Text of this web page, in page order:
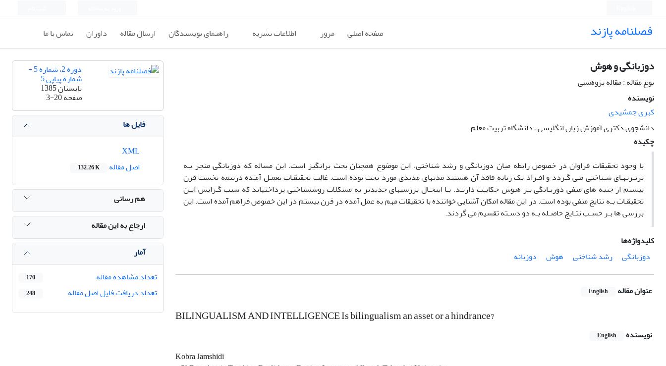
فصلنامه پازند صفحه اصلی مرور اطلاعات نشریه راهنمای نویسندگان ارسال مقاله داوران تماس با ما
دوزبانگی و هوش
نوع مقاله : مقاله پژوهشی
نویسنده
کبری جمشیدی
دانشجوی دکتری آموزش زبان انگلیسی ، دانشگاه تربیت معلم
چکیده
با وجود تحقیقات فراوان در خصوص رابطه میان دوزبانگی و رشد شناختی، این موضوع همچنان بحث برانگیز است. این مساله که دوزبانگی منجر بـه
برتـریهـای شـناختی مـی گـردد و افـراد تک زبانه فاقد آن هستند مدتهای مدیدی مورد بحث بوده است. غالب تحقیقـات بعمـل آمـده درنیمه نخست قرن
بیستم از جنبه های منفی دوزبـانگی بـر هـوش حکایـت دارنـد. بـا اینحـال بررسیهای جدیدتر به مشکلات روششناختی پرداختهاند که سبب گـرایش ایـن
تحقیقـات بـه نتایج منفی بوده است. در این مقاله امکان آشنایی خواننده با تحقیقات مهم به عمل آمده در قرن بیستم در این خصوص فراهم آمده است. این
بررسی ها بـر حسـب نتـایج حاصـله بـه دو دسـته تقسیم می گردند.
کلیدواژه‌ها
دوزبانگی
رشد شناختی هوش دوزبانه
عنوان مقاله English
BILINGUALISM AND INTELLIGENCE Is bilingualism an asset or a hindrance?
نویسنده English
Kobra Jamshidi
دوره 2، شماره 5 -
شماره پیاپی 5
تابستان 1385
صفحه3-20
فایل ها
اصل مقاله
132.26 K
هم رسانی
ارجاع به این مقاله
آمار
تعداد مشاهده مقاله
170
تعداد دریافت فایل اصل مقاله 248